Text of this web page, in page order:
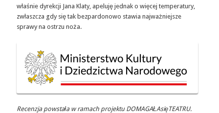
właśnie dyrekcji Jana Klaty, apeluję jednak o więcej temperatury,
zwłaszcza gdy się tak bezpardonowo stawia najważniejsze
sprawy na ostrzu noża.
Recenzja powstała w ramach projektu DOMAGAŁAsięTEATRU.